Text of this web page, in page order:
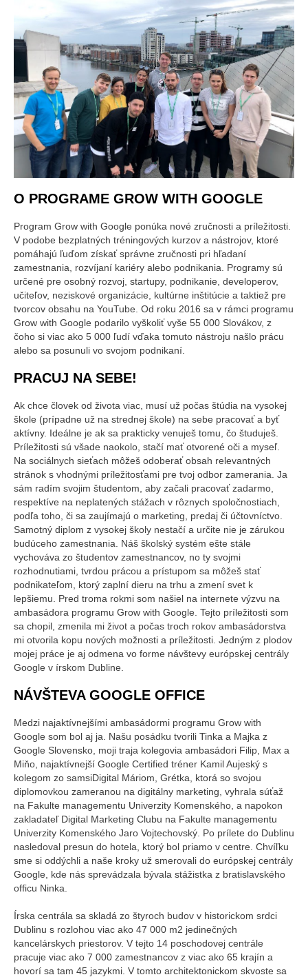
O PROGRAME GROW WITH GOOGLE
Program Grow with Google ponúka nové zručnosti a príležitosti.
V podobe bezplatných tréningových kurzov a nástrojov, ktoré
pomáhajú ľuďom získať správne zručnosti pri hľadaní
zamestnania, rozvíjaní kariéry alebo podnikania. Programy sú
určené pre osobný rozvoj, startupy, podnikanie, developerov,
učiteľov, neziskové organizácie, kultúrne inštitúcie a taktiež pre
tvorcov obsahu na YouTube. Od roku 2016 sa v rámci programu
Grow with Google podarilo vyškoliť vyše 55 000 Slovákov, z
čoho si viac ako 5 000 ľudí vďaka tomuto nástroju našlo prácu
alebo sa posunuli vo svojom podnikaní.
PRACUJ NA SEBE!
Ak chce človek od života viac, musí už počas štúdia na vysokej
škole (prípadne už na strednej škole) na sebe pracovať a byť
aktívny. Ideálne je ak sa prakticky venuješ tomu, čo študuješ.
Príležitosti sú všade naokolo, stačí mať otvorené oči a myseľ.
Na sociálnych sieťach môžeš odoberať obsah relevantných
stránok s vhodnými príležitosťami pre tvoj odbor zamerania. Ja
sám radím svojim študentom, aby začali pracovať zadarmo,
respektíve na neplatených stážach v rôznych spoločnostiach,
podľa toho, či sa zaujímajú o marketing, predaj či účtovníctvo.
Samotný diplom z vysokej školy nestačí a určite nie je zárukou
budúceho zamestnania. Náš školský systém ešte stále
vychováva zo študentov zamestnancov, no ty svojmi
rozhodnutiami, tvrdou prácou a prístupom sa môžeš stať
podnikateľom, ktorý zaplní dieru na trhu a zmení svet k
lepšiemu. Pred troma rokmi som našiel na internete výzvu na
ambasádora programu Grow with Google. Tejto príležitosti som
sa chopil, zmenila mi život a počas troch rokov ambasádorstva
mi otvorila kopu nových možnosti a príležitosti. Jedným z plodov
mojej práce je aj odmena vo forme návštevy európskej centrály
Google v írskom Dubline.
NÁVŠTEVA GOOGLE OFFICE
Medzi najaktívnejšími ambasádormi programu Grow with
Google som bol aj ja. Našu posádku tvorili Tinka a Majka z
Google Slovensko, moji traja kolegovia ambasádori Filip, Max a
Miňo, najaktívnejší Google Certified tréner Kamil Aujeský s
kolegom zo samsiDigital Máriom, Grétka, ktorá so svojou
diplomovkou zameranou na digitálny marketing, vyhrala súťaž
na Fakulte managementu Univerzity Komenského, a napokon
zakladateľ Digital Marketing Clubu na Fakulte managementu
Univerzity Komenského Jaro Vojtechovský. Po prílete do Dublinu
nasledoval presun do hotela, ktorý bol priamo v centre. Chvíľku
sme si oddýchli a naše kroky už smerovali do európskej centrály
Google, kde nás sprevádzala bývala stážistka z bratislavského
officu Ninka.
Írska centrála sa skladá zo štyroch budov v historickom srdci
Dublinu s rozlohou viac ako 47 000 m2 jedinečných
kancelárskych priestorov. V tejto 14 poschodovej centrále
pracuje viac ako 7 000 zamestnancov z viac ako 65 krajín a
hovorí sa tam 45 jazykmi. V tomto architektonickom skvoste sa